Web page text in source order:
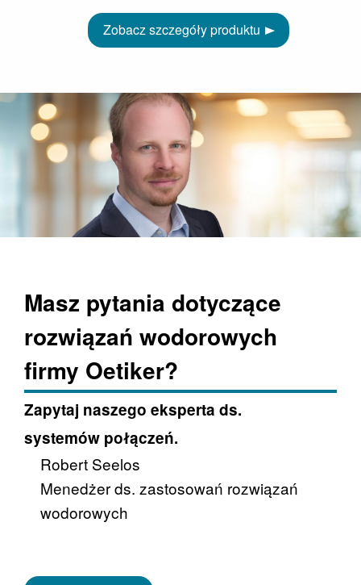
Zobacz szczegóły produktu
Masz pytania dotyczące
rozwiązań wodorowych
firmy Oetiker?
Zapytaj naszego eksperta ds.
systemów połączeń.
Robert Seelos
Menedżer ds. zastosowań rozwiązań
wodorowych